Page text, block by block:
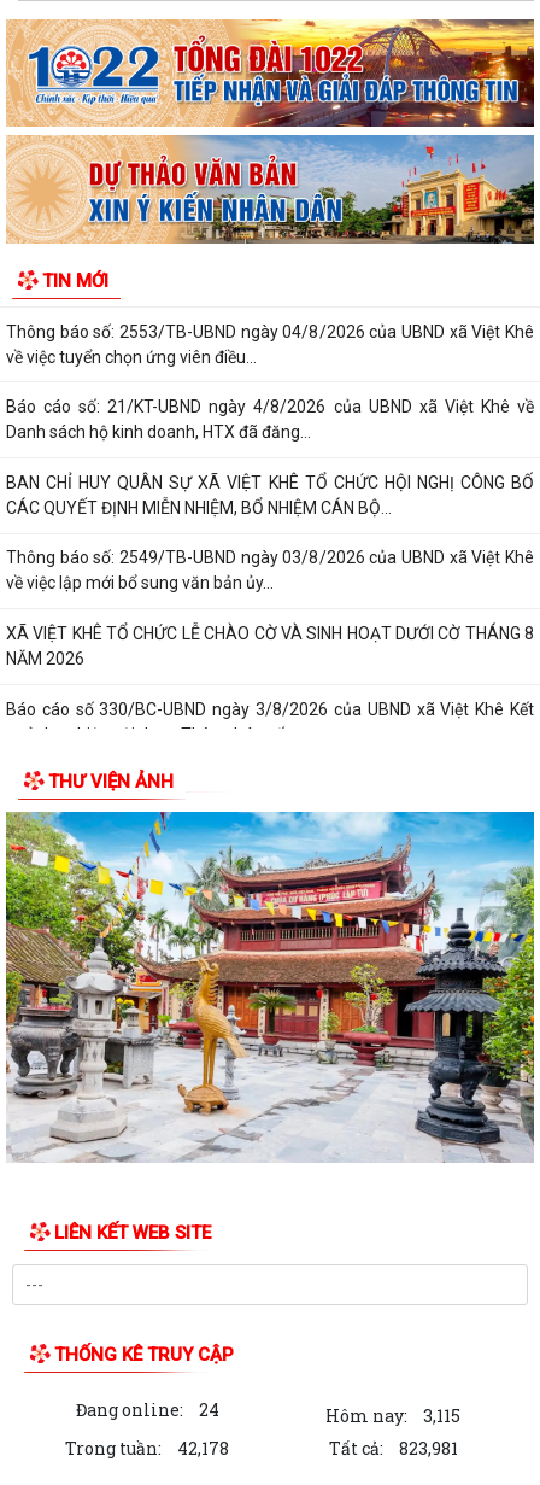
TIN MỚI
XÃ VIỆT KHÊ TỔ CHỨC HỘI NGHỊ TUYÊN TRUYỀN PHỔ BIẾN PHÁP
LUẬT VỀ TRẬT TỰ AN TOÀN GIAO THÔNG VÀ TRAO...
Thông báo số: 159/TB-TTPVHCC ngày 4/8/2026 của UBND xã Việt
Khê Niêm yết về việc Bãi bỏ một số...
Kế hoạch số 105-KH-ĐU ngày 25/5/2026 của Đảng ủy xã Việt Khê về
việc tuyên truyền thực hiện Chỉ thị...
Khê Niêm yết về việc Bãi bỏ một số...
Thông báo số: 2553/TB-UBND ngày 04/8/2026 của UBND xã Việt Khê
về việc tuyển chọn ứng viên điều...
Báo cáo số: 21/KT-UBND ngày 4/8/2026 của UBND xã Việt Khê về
Danh sách hộ kinh doanh, HTX đã đăng...
BAN CHỈ HUY QUÂN SỰ XÃ VIỆT KHÊ TỔ CHỨC HỘI NGHỊ CÔNG BỐ
CÁC QUYẾT ĐỊNH MIỄN NHIỆM, BỔ NHIỆM CÁN BỘ...
Thông báo số: 2549/TB-UBND ngày 03/8/2026 của UBND xã Việt Khê
về việc lập mới bổ sung văn bản ủy...
XÃ VIỆT KHÊ TỔ CHỨC LỄ CHÀO CỜ VÀ SINH HOẠT DƯỚI CỜ THÁNG 8
NĂM 2026
Báo cáo số 330/BC-UBND ngày 3/8/2026 của UBND xã Việt Khê Kết
quả thực hiện nội dung Thông báo số...
Hội Nông dân xã Việt Khê phối hợp với Công ty Cổ phần Tư Nông
nghiệp và Xây dựng Hải Phong tổ chức...
XÃ VIỆTKHÊ, THÀNH PHỐ HẢI PHÒNG: BẾ MẠC LỚP BỒI DƯỠNG KIẾN
THỨC QUỐC PHÒNG VÀ AN NINH ĐỐI TƯỢNG 4...
Công văn số: 1925/UBND-VHXH ngày 31/7/2026 của UBND xã Việt
Khê về việc phối hợp triển khai tuyển...
Kế hoạch số: 252/KH-UBND ngày 31/7/2026 của UBND xã Việt Khê
Triển khai chiến dịch 90 ngày làm...
Thông báo số: 157/TB-TTPVHCC ngày 31/7/2026 Niêm yết về việc
phê duyệt quy trình nội bộ giải quyết...
Thông báo số: 2541/TB-UBND ngày 30/7/2026 của UBND xã Việt Khê
Thông báo số: 2542/TB-UBND ngày 30/7/2026 của UBND xã Việt Khê
Về việc đình chỉ lưu hành, thu hồi...
công dân định kỳ tuần 01, tháng...
Triển khai “ Chương trình Chăm sóc sức...
Kế hoạch số: 249/KH-UBND ngày 29/7/2026 về việc thực hiện chương
THƯ VIỆN ẢNH
LIÊN KẾT WEB SITE
THỐNG KÊ TRUY CẬP
Đang online: 24 Hôm nay:
3,115
Trong tuần:
42,178 Tất cả: 823,981